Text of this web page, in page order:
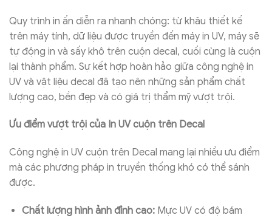
Quy trình in ấn diễn ra nhanh chóng: từ khâu thiết kế
trên máy tính, dữ liệu được truyền đến máy in UV, máy sẽ
tự động in và sấy khô trên cuộn decal, cuối cùng là cuộn
lại thành phẩm. Sự kết hợp hoàn hảo giữa công nghệ in
UV và vật liệu decal đã tạo nên những sản phẩm chất
lượng cao, bền đẹp và có giá trị thẩm mỹ vượt trội.
Ưu điểm vượt trội của In UV cuộn trên Decal
Công nghệ in UV cuộn trên Decal mang lại nhiều ưu điểm
mà các phương pháp in truyền thống khó có thể sánh
được.
Chất lượng hình ảnh đỉnh cao:Mực UV có độ bám